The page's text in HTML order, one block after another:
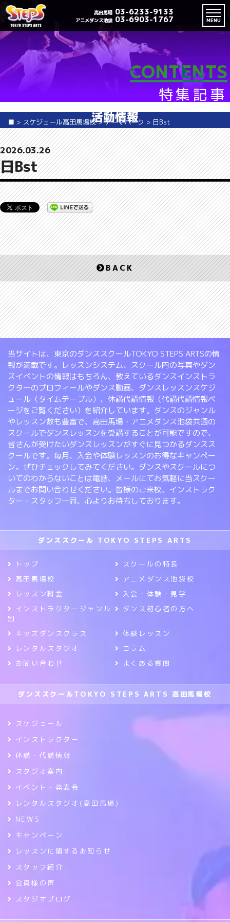
高田馬場 03-6233-9133
アニメダンス池袋 03-6903-1767 MENU
CONTENTS
特集記事
■ > スケジュール高田馬場校>テーマパーク > 日Bst
活動情報
2026.03.26
日Bst
BACK
当サイトは、東京のダンススクールTOKYO STEPS ARTSの情
報が満載です。レッスンシステム、スクール内の写真やダン
スイベントの情報はもちろん、教えているダンスインストラ
クターのプロフィールやダンス動画、ダンスレッスンスケジ
ュール（タイムテーブル）、休講代講情報（代講代講情報ペ
ージをご覧ください）を紹介しています。ダンスのジャンル
やレッスン数も豊富で、高田馬場・アニメダンス池袋共通の
スクールでダンスレッスンを受講することが可能ですので、
皆さんが受けたいダンスレッスンがすぐに見つかるダンスス
クールです。毎月、入会や体験レッスンのお得なキャンペー
ン。ぜひチェックしてみてください。ダンスやスクールにつ
いてのわからないことは電話、メールにてお気軽に当スクー
ルまでお問い合わせください。皆様のご来校、インストラク
ター・スタッフ一同、心よりお待ちしております。
ダンススクール TOKYO STEPS ARTS
トップ
スクールの特長
高田馬場校
アニメダンス池袋校
レッスン料金
入会・体験・見学
インストラクタージャンル
別
ダンス初心者の方へ
キッズダンスクラス
体験レッスン
レンタルスタジオ
コラム
お問い合わせ
よくある質問
ダンススクールTOKYO STEPS ARTS 高田馬場校
スケジュール
インストラクター
休講・代講情報
スタジオ案内
イベント・発表会
レンタルスタジオ(高田馬場)
NEWS
キャンペーン
レッスンに関するお知らせ
スタッフ紹介
会員様の声
スタジオブログ